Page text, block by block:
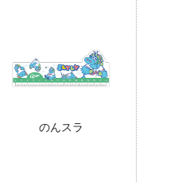
のんスラ